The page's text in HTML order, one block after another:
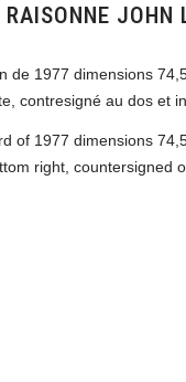
JOHN
de 1977 dimensions
contresigné au dos et
of 1977 dimensions
right, countersigned